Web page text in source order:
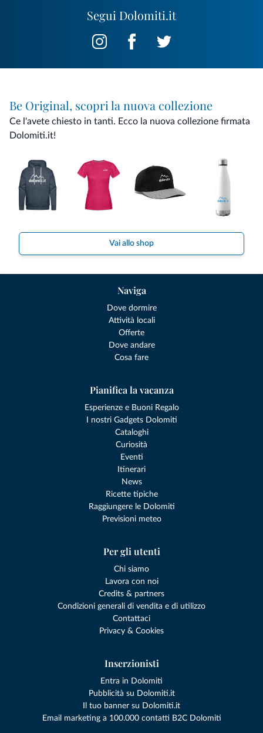
Segui Dolomiti.it
Be Original, scopri la nuova collezione
Ce l'avete chiesto in tanti. Ecco la nuova collezione firmata
Dolomiti.it!
Vai allo shop
Naviga
Dove dormire
Attività locali
Offerte
Dove andare
Cosa fare
Pianifica la vacanza
Esperienze e Buoni Regalo
I nostri Gadgets Dolomiti
Cataloghi
Curiosità
Eventi
Itinerari
News
Ricette tipiche
Raggiungere le Dolomiti
Previsioni meteo
Per gli utenti
Chi siamo
Lavora con noi
Credits & partners
Condizioni generali di vendita e di utilizzo
Contattaci
Privacy & Cookies
Inserzionisti
Entra in Dolomiti
Pubblicità su Dolomiti.it
Il tuo banner su Dolomiti.it
Email marketing a 100.000 contatti B2C Dolomiti